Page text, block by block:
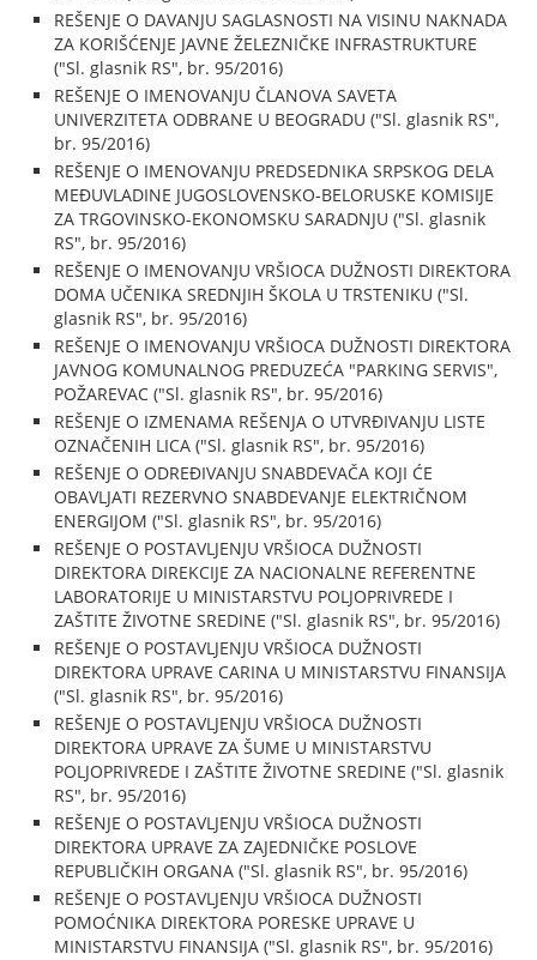
REŠENJE O DAVANJU SAGLASNOSTI NA VISINU NAKNADA
ZA KORIŠĆENJE JAVNE ŽELEZNIČKE INFRASTRUKTURE
("Sl. glasnik RS", br. 95/2016)
REŠENJE O IMENOVANJU ČLANOVA SAVETA
UNIVERZITETA ODBRANE U BEOGRADU ("Sl. glasnik RS",
br. 95/2016)
REŠENJE O IMENOVANJU PREDSEDNIKA SRPSKOG DELA
MEĐUVLADINE JUGOSLOVENSKO-BELORUSKE KOMISIJE
ZA TRGOVINSKO-EKONOMSKU SARADNJU ("Sl. glasnik
RS", br. 95/2016)
REŠENJE O IMENOVANJU VRŠIOCA DUŽNOSTI DIREKTORA
DOMA UČENIKA SREDNJIH ŠKOLA U TRSTENIKU ("Sl.
glasnik RS", br. 95/2016)
REŠENJE O IMENOVANJU VRŠIOCA DUŽNOSTI DIREKTORA
JAVNOG KOMUNALNOG PREDUZEĆA "PARKING SERVIS",
POŽAREVAC ("Sl. glasnik RS", br. 95/2016)
REŠENJE O IZMENAMA REŠENJA O UTVRĐIVANJU LISTE
OZNAČENIH LICA ("Sl. glasnik RS", br. 95/2016)
REŠENJE O ODREĐIVANJU SNABDEVAČA KOJI ĆE
OBAVLJATI REZERVNO SNABDEVANJE ELEKTRIČNOM
ENERGIJOM ("Sl. glasnik RS", br. 95/2016)
REŠENJE O POSTAVLJENJU VRŠIOCA DUŽNOSTI
DIREKTORA DIREKCIJE ZA NACIONALNE REFERENTNE
LABORATORIJE U MINISTARSTVU POLJOPRIVREDE I
ZAŠTITE ŽIVOTNE SREDINE ("Sl. glasnik RS", br. 95/2016)
REŠENJE O POSTAVLJENJU VRŠIOCA DUŽNOSTI
DIREKTORA UPRAVE CARINA U MINISTARSTVU FINANSIJA
("Sl. glasnik RS", br. 95/2016)
REŠENJE O POSTAVLJENJU VRŠIOCA DUŽNOSTI
DIREKTORA UPRAVE ZA ŠUME U MINISTARSTVU
POLJOPRIVREDE I ZAŠTITE ŽIVOTNE SREDINE ("Sl. glasnik
RS", br. 95/2016)
REŠENJE O POSTAVLJENJU VRŠIOCA DUŽNOSTI
DIREKTORA UPRAVE ZA ZAJEDNIČKE POSLOVE
REPUBLIČKIH ORGANA ("Sl. glasnik RS", br. 95/2016)
REŠENJE O POSTAVLJENJU VRŠIOCA DUŽNOSTI
POMOĆNIKA DIREKTORA PORESKE UPRAVE U
MINISTARSTVU FINANSIJA ("Sl. glasnik RS", br. 95/2016)